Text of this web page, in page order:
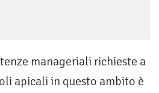
manageriali richieste a
apicali in questo ambito è